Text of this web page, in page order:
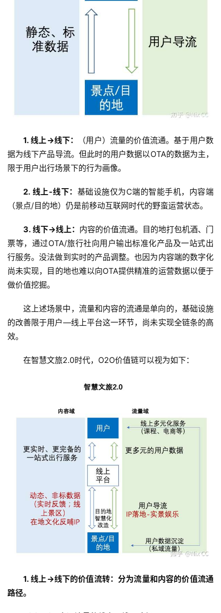
1. 线上->线下：
（用户）流量的价值流通。基于用户数
据为线下产品导流。但此时的用户数据以OTA的数据为主，
限于用户出行场景下的行为画像。
2. 线上-线下： 基础设施仅为C端的智能手机，内容端
（景点/目的地）仍是前移动互联网时代的野蛮运营状态。
3. 线下->线上： 内容的价值流通。目的地打包机酒、门
票等，通过OTA/旅行社向用户输出标准化产品及一站式出
行服务。没法做到实时的产品调整。也因为内容端的数字化
尚未实现，目的地也难以向OTA提供精准的运营数据以便于
做价值挖掘。
这上述场景中，流量和内容的流通是单向的，基础设施
的改善限于用户—线上平台这一环节，尚未实现全链条的高
效。
在智慧文旅2.0时代，O2O价值链可以视为如下：
1. 线上->线下的价值流转：分为流量和内容的价值流通
路径。